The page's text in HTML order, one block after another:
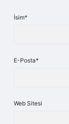
İsim*
E-Posta*
Web Sitesi